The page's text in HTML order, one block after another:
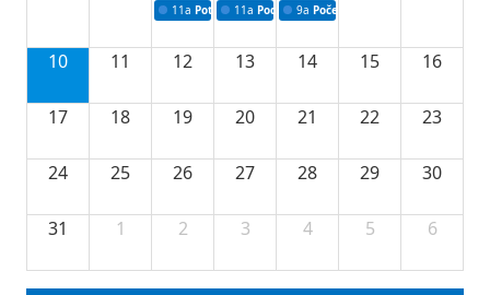
11a Potpisivanje ugovora o stipendijama za
11a Podrška razvoju vodne infrastrukture u
9a Početak izgradnje nove
10 11 12 13 14 15 16
17 18 19 20 21 22 23
24 25 26 27 28 29 30
31 1 2 3 4 5 6